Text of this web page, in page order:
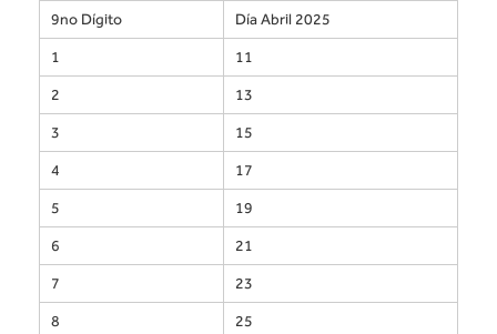
9no Dígito Día Abril 2025
1 11
2 13
3 15
4 17
5 19
6 21
7 23
8 25